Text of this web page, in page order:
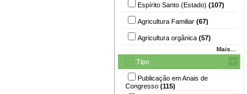
Espírito Santo (Estado) (107)
Agricultura Familiar (67)
Agricultura orgânica (57)
Mais...
Tipo
Publicação em Anais de
Congresso (115)